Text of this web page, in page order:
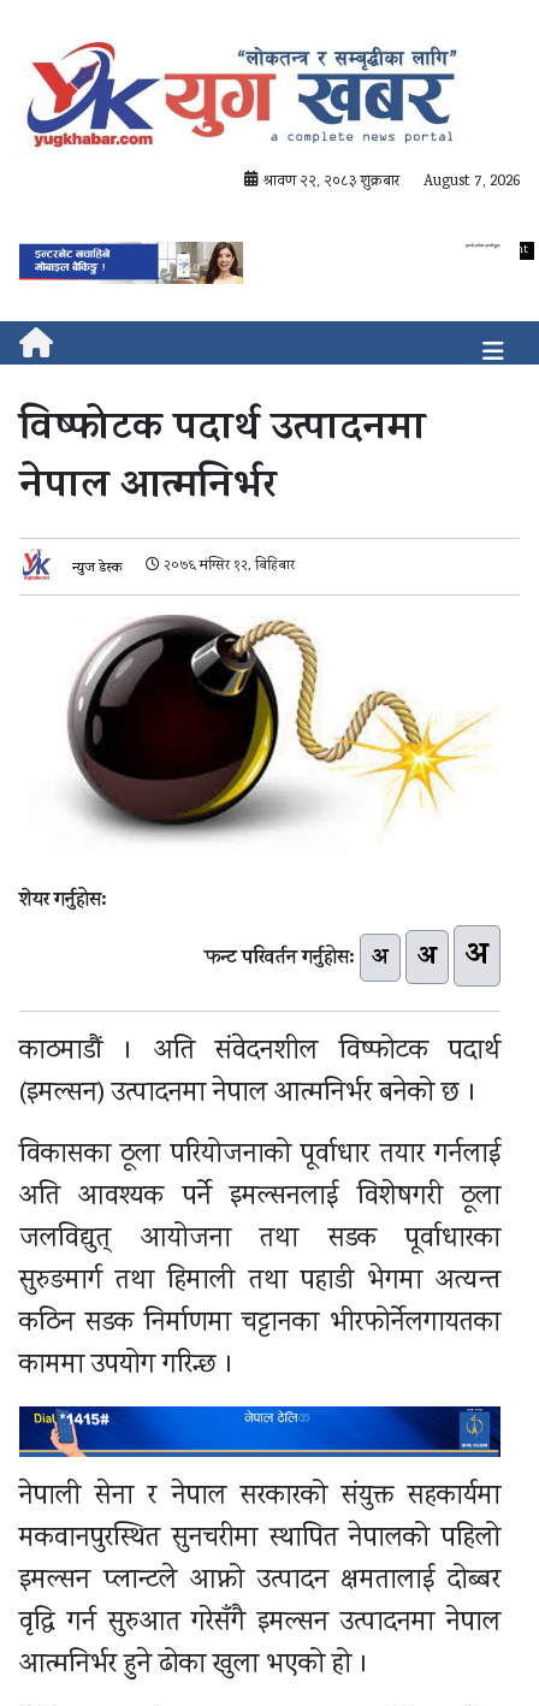
श्रावण २२, २०८३ शुक्रबार August 7, 2026
विष्फोटक पदार्थ उत्पादनमा
नेपाल आत्मनिर्भर
न्युज डेस्क २०७६ मंग्सिर १२, बिहिबार
शेयर गर्नुहोस:
फन्ट परिवर्तन गर्नुहोस: अ अ अ
काठमाडौं । अति संवेदनशील विष्फोटक पदार्थ
(इमल्सन) उत्पादनमा नेपाल आत्मनिर्भर बनेको छ ।
विकासका ठूला परियोजनाको पूर्वाधार तयार गर्नलाई
अति आवश्यक पर्ने इमल्सनलाई विशेषगरी ठूला
जलविद्युत् आयोजना तथा सडक पूर्वाधारका
सुरुङमार्ग तथा हिमाली तथा पहाडी भेगमा अत्यन्त
कठिन सडक निर्माणमा चट्टानका भीरफोर्नेलगायतका
काममा उपयोग गरिन्छ ।
नेपाली सेना र नेपाल सरकारको संयुक्त सहकार्यमा
मकवानपुरस्थित सुनचरीमा स्थापित नेपालको पहिलो
इमल्सन प्लान्टले आफ्नो उत्पादन क्षमतालाई दोब्बर
वृद्धि गर्न सुरुआत गरेसँगै इमल्सन उत्पादनमा नेपाल
आत्मनिर्भर हुने ढोका खुला भएको हो ।